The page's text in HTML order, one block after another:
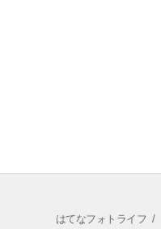
はてなフォトライフ /